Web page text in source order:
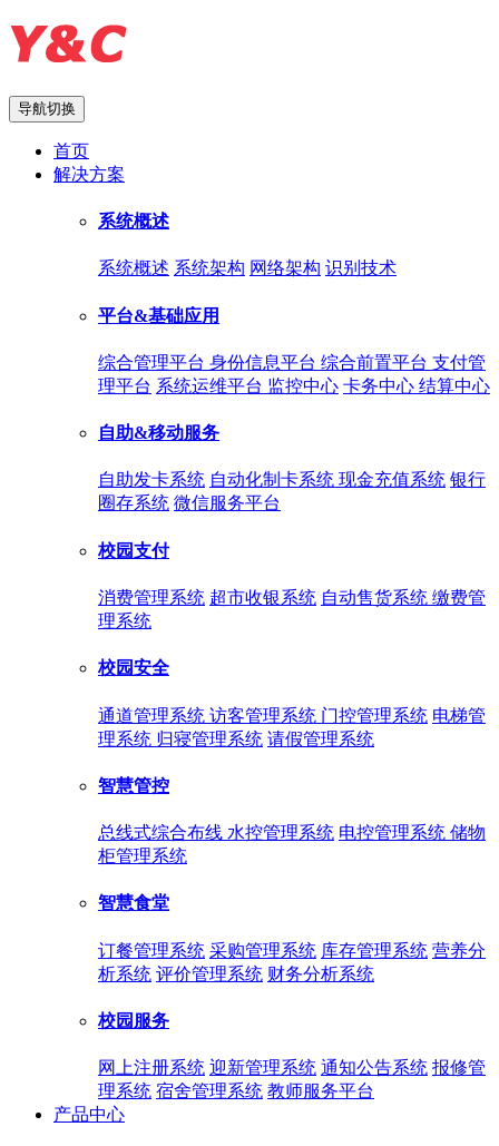
导航切换
首页
解决方案
系统概述
系统概述 系统架构 网络架构 识别技术
平台&基础应用
综合管理平台 身份信息平台 综合前置平台 支付管
理平台 系统运维平台 监控中心 卡务中心 结算中心
自助&移动服务
自助发卡系统 自动化制卡系统 现金充值系统 银行
圈存系统 微信服务平台
校园支付
消费管理系统 超市收银系统 自动售货系统 缴费管
理系统
校园安全
通道管理系统 访客管理系统 门控管理系统 电梯管
理系统 归寝管理系统 请假管理系统
智慧管控
总线式综合布线 水控管理系统 电控管理系统 储物
柜管理系统
智慧食堂
订餐管理系统 采购管理系统 库存管理系统 营养分
析系统 评价管理系统 财务分析系统
校园服务
网上注册系统 迎新管理系统 通知公告系统 报修管
理系统 宿舍管理系统 教师服务平台
产品中心